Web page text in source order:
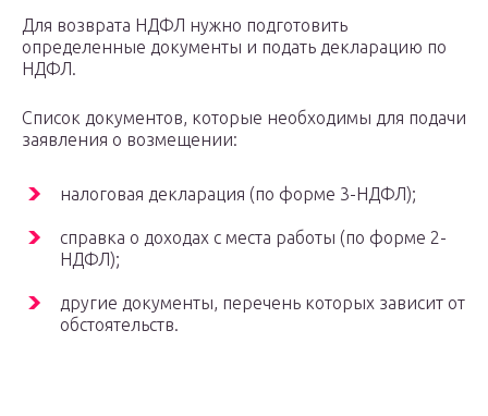
Для возврата НДФЛ нужно подготовить
определенные документы и подать декларацию по
НДФЛ.
Список документов, которые необходимы для подачи
заявления о возмещении:
налоговая декларация (по форме 3-НДФЛ);
справка о доходах с места работы (по форме 2-
НДФЛ);
другие документы, перечень которых зависит от
обстоятельств.